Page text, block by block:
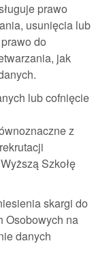
prawo
usunięcia lub
do
jak
lub cofnięcie
z
Szkołę
skargi do
Osobowych na
danych